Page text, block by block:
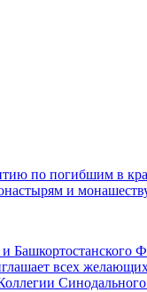
по погибшим в
и
и
всех